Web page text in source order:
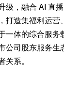
级，融合 AI 直
打造集福利运营
一体的综合服务
公司股东服务生
系。